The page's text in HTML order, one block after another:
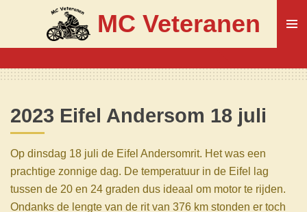
naar
de
MC Veteranen
2023 Eifel Andersom 18 juli
Op dinsdag 18 juli de Eifel Andersomrit. Het was een
prachtige zonnige dag. De temperatuur in de Eifel lag
tussen de 20 en 24 graden dus ideaal om motor te rijden.
Ondanks de lengte van de rit van 376 km stonden er toch